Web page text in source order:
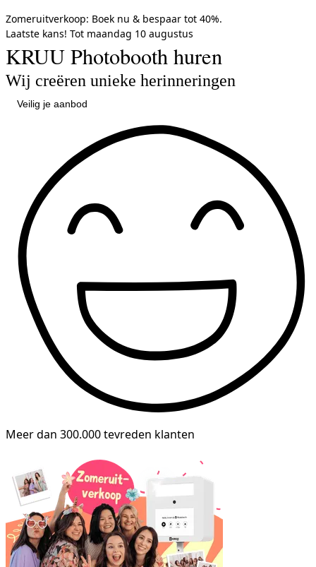
Zomeruitverkoop: Boek nu & bespaar tot 40%.
Laatste kans! Tot maandag 10 augustus
KRUU Photobooth huren
Wij creëren unieke herinneringen
Veilig je aanbod
Meer dan 300.000 tevreden klanten